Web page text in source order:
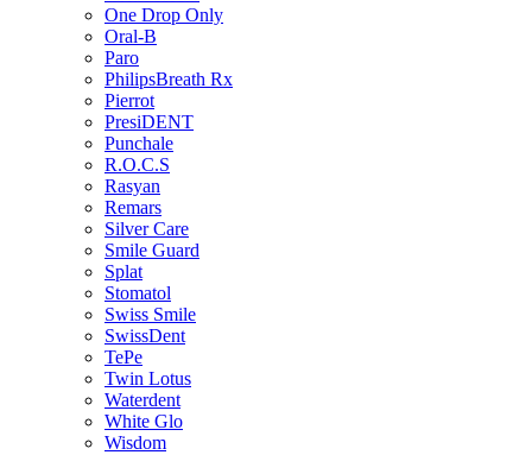
One Drop Only
Oral-B
Paro
PhilipsBreath Rx
Pierrot
PresiDENT
Punchale
R.O.C.S
Rasyan
Remars
Silver Care
Smile Guard
Splat
Stomatol
Swiss Smile
SwissDent
TePe
Twin Lotus
Waterdent
White Glo
Wisdom